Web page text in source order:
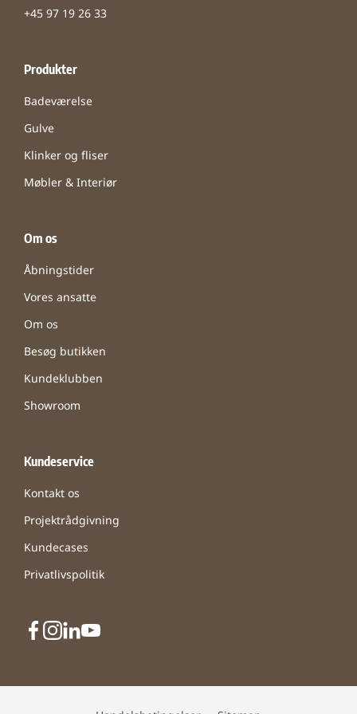
+45 97 19 26 33
Produkter
Badeværelse
Gulve
Klinker og fliser
Møbler & Interiør
Om os
Åbningstider
Vores ansatte
Om os
Besøg butikken
Kundeklubben
Showroom
Kundeservice
Kontakt os
Projektrådgivning
Kundecases
Privatlivspolitik